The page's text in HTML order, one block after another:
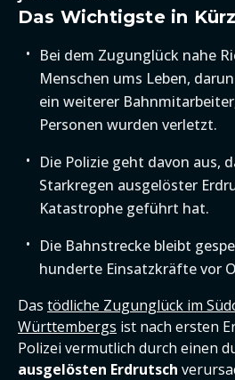
Das Wichtigste in
Bei dem Zugunglück nahe
Menschen ums Leben,
ein weiterer
Personen wurden verletzt.
Die Polizie geht davon aus,
Starkregen ausgelöster
Katastrophe geführt hat.
Die Bahnstrecke bleibt
hunderte Einsatzkräfte vor
Das tödliche Zugunglück im
Württembergs ist nach ersten
Polizei vermutlich durch einen
ausgelösten Erdrutsch